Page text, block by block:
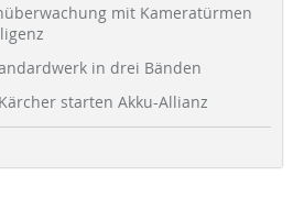
mit Kameratürmen
in drei Bänden
starten Akku-Allianz